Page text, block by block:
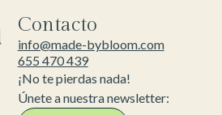
Contacto
info@made-bybloom.com
655 470 439
¡No te pierdas nada!
Únete a nuestra newsletter: